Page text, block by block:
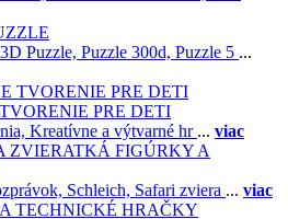
3D Puzzle, Puzzle 300d, Puzzle 5 ...
PRE DETI
Kreatívne a výtvarné hr ... viac
FIGÚRKY A
Schleich, Safari zviera ... viac